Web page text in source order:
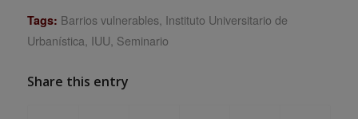
Tags: Barrios vulnerables, Instituto Universitario de
Urbanística IUU Seminario
Share this entry